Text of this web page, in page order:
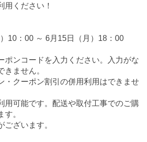
用ください！
10：00 ～ 6月15日（月）18：00
ポンコードを入力ください。入力がな
きません。
・クーポン割引の併用利用はできませ
用可能です。配送や取付工事でのご購
す。
ございます。